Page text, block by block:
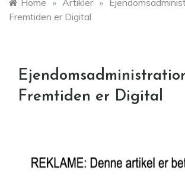
Home » Artikler »
Fremtiden er Digital
Fremtiden er Digital